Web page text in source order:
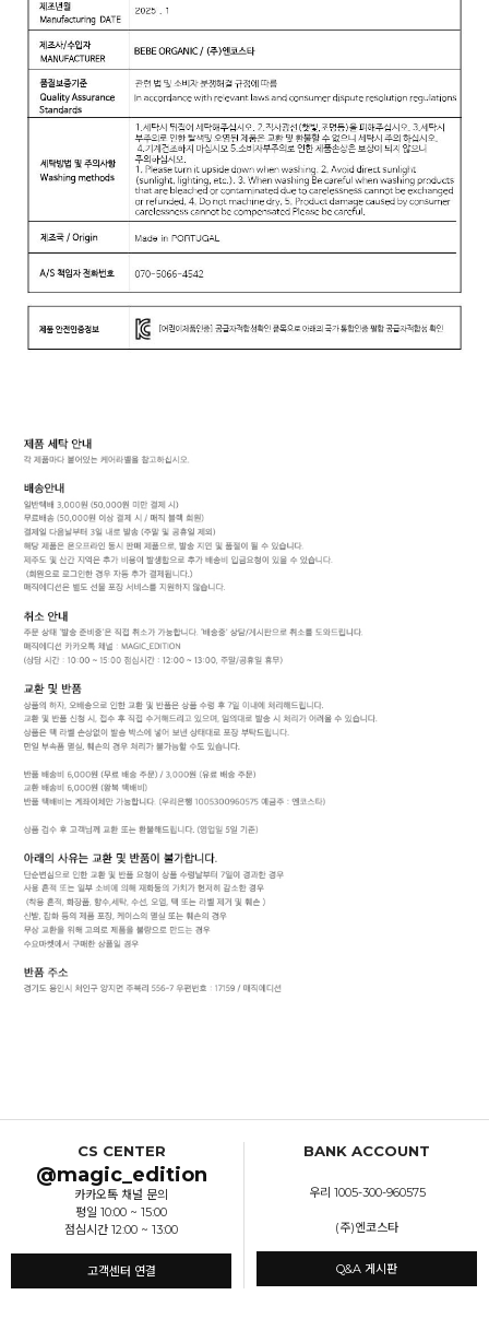
CS CENTER
@magic_edition
카카오톡 채널 문의
평일 10:00 ~ 15:00
점심시간 12:00 ~ 13:00
고객센터 연결
BANK ACCOUNT
우리 1005-300-960575
(주)엔코스타
Q&A 게시판